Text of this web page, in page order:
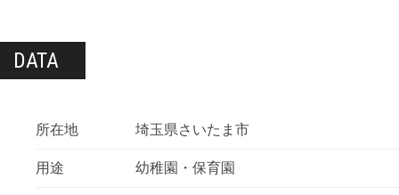
DATA
所在地 埼玉県さいたま市
用途 幼稚園・保育園